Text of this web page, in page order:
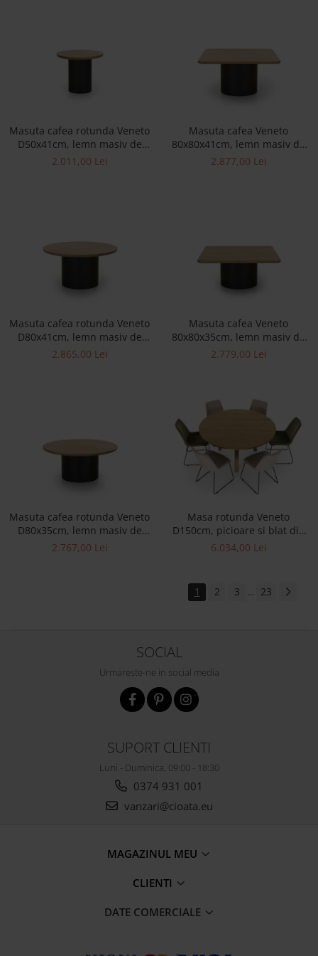
Masuta cafea rotunda Veneto
D50x41cm, lemn masiv de
stejar si microciment,
2.011,00 Lei
Masuta cafea Veneto
80x80x41cm, lemn masiv de
stejar si microciment,
2.877,00 Lei
Masuta cafea rotunda Veneto
D80x41cm, lemn masiv de
stejar si microciment,
2.865,00 Lei
Masuta cafea Veneto
80x80x35cm, lemn masiv de
stejar si microciment,
2.779,00 Lei
Masuta cafea rotunda Veneto
D80x35cm, lemn masiv de
stejar si microciment,
2.767,00 Lei
Masa rotunda Veneto
D150cm, picioare si blat din
lemn masiv de stejar, multiple
6.034,00 Lei
1 2 3 ... 23
SOCIAL
Urmareste-ne in social media
SUPORT CLIENTI
Luni - Duminica, 09:00 - 18:30
0374 931 001
vanzari@cioata.eu
MAGAZINUL MEU
CLIENTI
DATE COMERCIALE